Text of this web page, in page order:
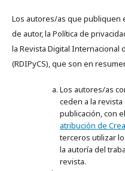
Los autores/as que publiquen
de autor, la Política de
la Revista Digital Internacional
(RDIPyCS), que son en
Los autores/as
ceden a la
publicación, con
atribución de
terceros utilizar
la autoría del
revista.